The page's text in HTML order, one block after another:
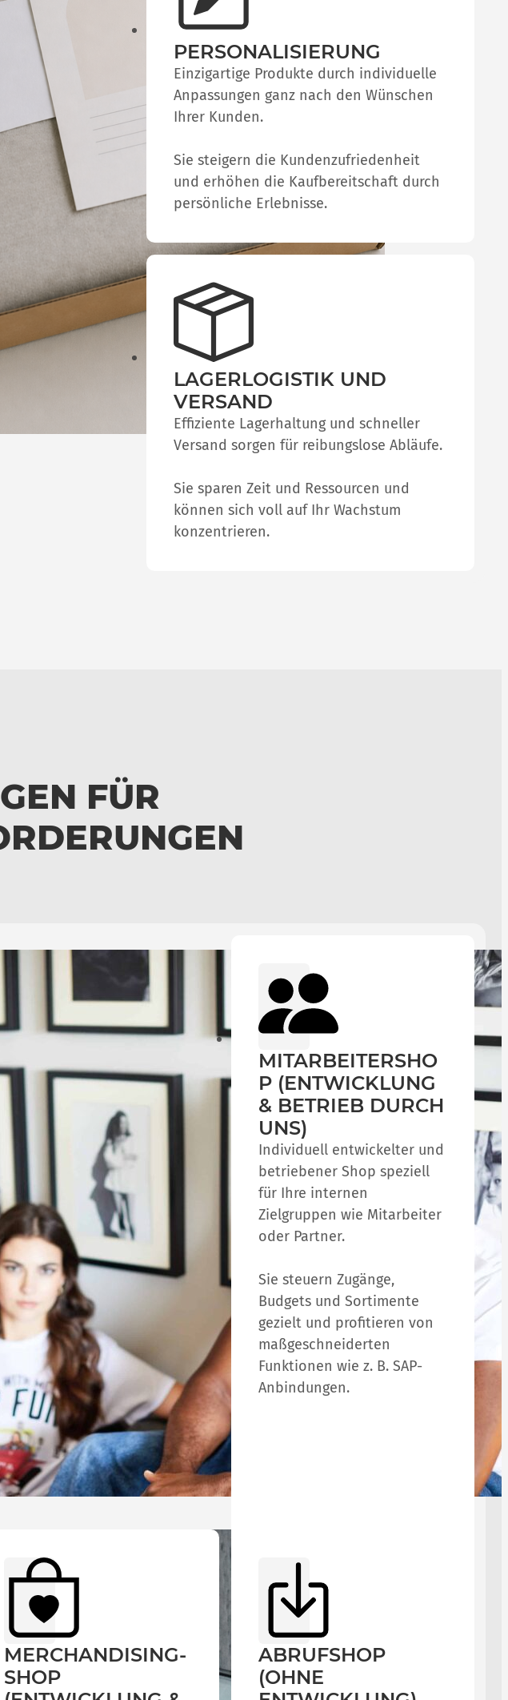
PERSONALISIERUNG
Einzigartige Produkte durch individuelle
Anpassungen ganz nach den Wünschen
Ihrer Kunden.
Sie steigern die Kundenzufriedenheit
und erhöhen die Kaufbereitschaft durch
persönliche Erlebnisse.
LAGERLOGISTIK UND
VERSAND
Effiziente Lagerhaltung und schneller
Versand sorgen für reibungslose Abläufe.
Sie sparen Zeit und Ressourcen und
können sich voll auf Ihr Wachstum
konzentrieren.
FÜR
MITARBEITERSHO
P (ENTWICKLUNG
& BETRIEB DURCH
UNS)
Individuell entwickelter und
betriebener Shop speziell
für Ihre internen
Zielgruppen wie Mitarbeiter
oder Partner.
Sie steuern Zugänge,
Budgets und Sortimente
gezielt und profitieren von
maßgeschneiderten
Funktionen wie z. B. SAP-
Anbindungen.
MERCHANDISING-
SHOP
ABRUFSHOP
(OHNE